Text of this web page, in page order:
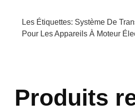
Les Étiquettes: Système De
Pour Les Appareils À Moteur
Produits